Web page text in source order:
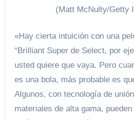
(Matt McNulty/Getty
«Hay cierta intuición con una
“Brilliant Super de Select, por
usted quiere que vaya. Pero
es una bola, más probable es
Algunos, con tecnología de
materiales de alta gama,